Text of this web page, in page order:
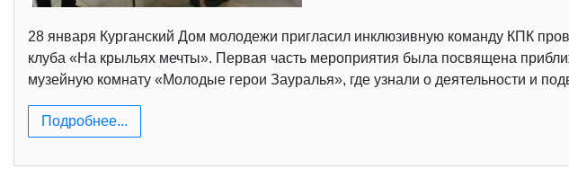
28 января Курганский Дом молодежи пригласил инклюзивную команду КПК
клуба «На крыльях мечты». Первая часть мероприятия была посвящена
музейную комнату «Молодые герои Зауралья», где узнали о деятельности и
Подробнее...